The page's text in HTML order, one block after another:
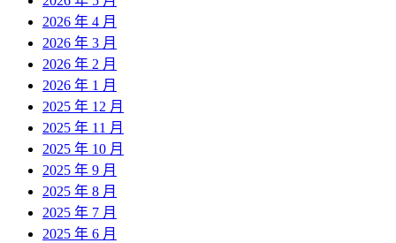
2026 年 4 月
2026 年 3 月
2026 年 2 月
2026 年 1 月
2025 年 12 月
2025 年 11 月
2025 年 10 月
2025 年 9 月
2025 年 8 月
2025 年 7 月
2025 年 6 月